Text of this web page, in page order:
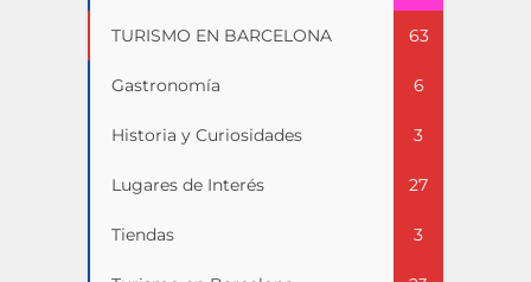
TURISMO EN BARCELONA 63
Gastronomía 6
Historia y Curiosidades 3
Lugares de Interés 27
Tiendas 3